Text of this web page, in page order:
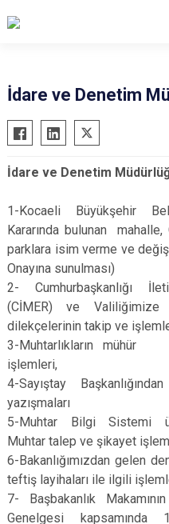
İdare ve Denetim
İdare ve Denetim
1-Kocaeli Büyükşehir
Kararında bulunan
parklara isim verme ve
Onayına sunulması)
2- Cumhurbaşkanlığı
(CİMER) ve
dilekçelerinin takip ve
3-Muhtarlıkların
işlemleri,
4-Sayıştay
yazışmaları
5-Muhtar Bilgi Sistemi
Muhtar talep ve şikayet
6-Bakanlığımızdan gelen
teftiş layihaları ile ilgili
7- Başbakanlık
Genelgesi